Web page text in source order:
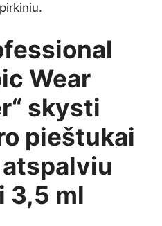
Wear
skysti
pieštukai
3,5 ml